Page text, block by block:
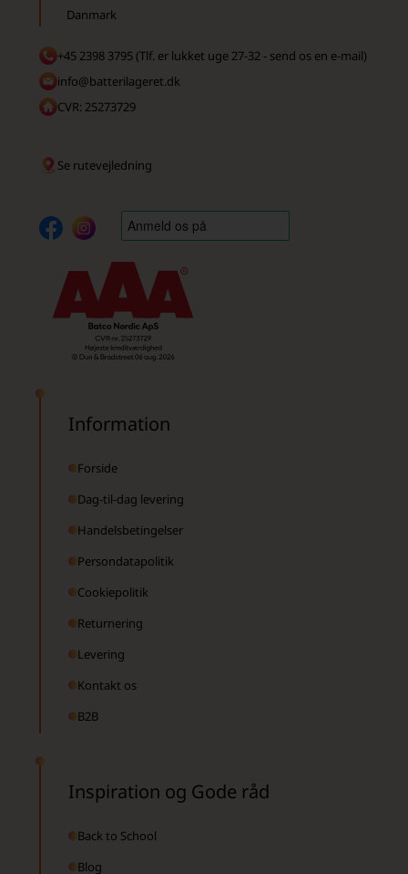
Danmark
+45 2398 3795 (Tlf. er lukket uge 27-32 - send os en e-mail)
info@batterilageret.dk
CVR: 25273729
Se rutevejledning
Information
Forside
Dag-til-dag levering
Handelsbetingelser
Persondatapolitik
Cookiepolitik
Returnering
Levering
Kontakt os
B2B
Inspiration og Gode råd
Back to School
Blog